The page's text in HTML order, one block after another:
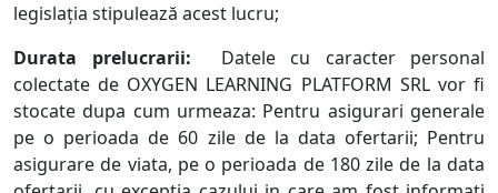
legislația stipulează acest lucru;
Durata prelucrarii: Datele cu caracter personal
colectate de OXYGEN LEARNING PLATFORM SRL vor fi
stocate dupa cum urmeaza: Pentru asigurari generale
pe o perioada de 60 zile de la data ofertarii; Pentru
asigurare de viata, pe o perioada de 180 zile de la data